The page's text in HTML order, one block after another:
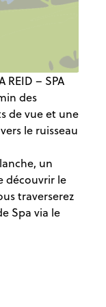
REID – SPA
des
de vue et une
le ruisseau
un
découvrir le
traverserez
Spa via le